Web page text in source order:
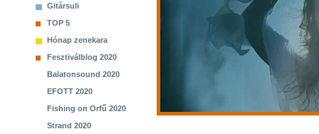
Gitársuli
TOP 5
Hónap zenekara
Fesztiválblog 2020
Balatonsound 2020
EFOTT 2020
Fishing on Orfű 2020
Strand 2020